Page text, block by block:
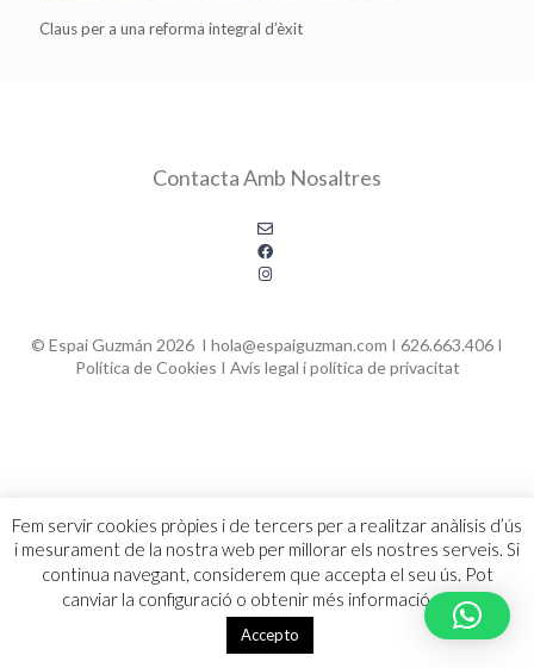
Claus per a una reforma integral d’èxit
Contacta Amb Nosaltres
© Espai Guzmán 2026 I hola@espaiguzman.com I 626.663.406 I
Política de Cookies I Avís legal i política de privacitat
Fem servir cookies pròpies i de tercers per a realitzar anàlisis d’ús
i mesurament de la nostra web per millorar els nostres serveis. Si
continua navegant, considerem que accepta el seu ús. Pot
canviar la configuració o obtenir més informacióaquí.
Accepto